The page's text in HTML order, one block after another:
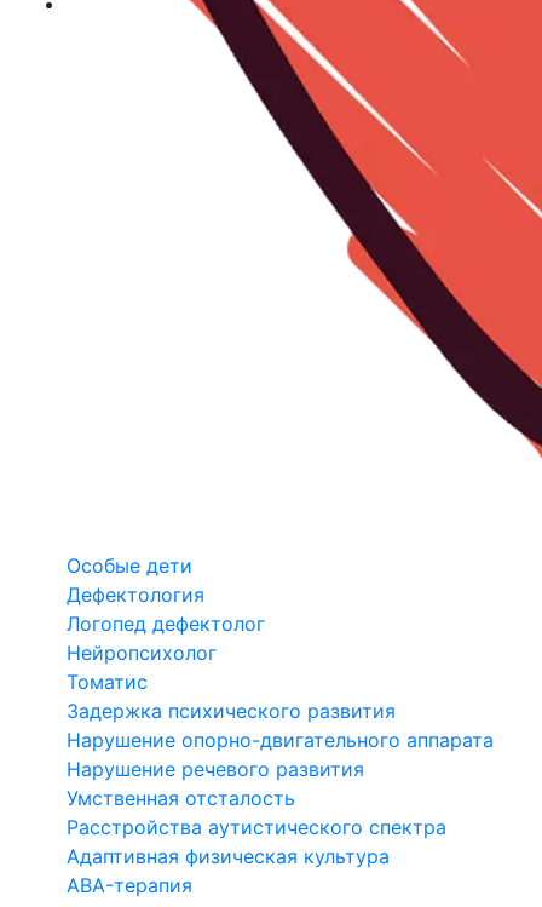
Особые дети
Дефектология
Логопед дефектолог
Нейропсихолог
Томатис
Задержка психического развития
Нарушение опорно-двигательного аппарата
Нарушение речевого развития
Умственная отсталость
Расстройства аутистического спектра
Адаптивная физическая культура
ABA-терапия